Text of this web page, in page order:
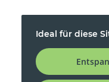
Ideal für diese